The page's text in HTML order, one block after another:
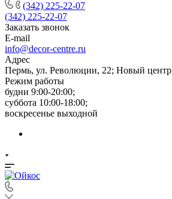
(342) 225-22-07
(342) 225-22-07
Заказать звонок
E-mail
info@decor-centre.ru
Адрес
Пермь, ул. Революции, 22; Новый центр
Режим работы
будни 9:00-20:00;
суббота 10:00-18:00;
воскресенье выходной